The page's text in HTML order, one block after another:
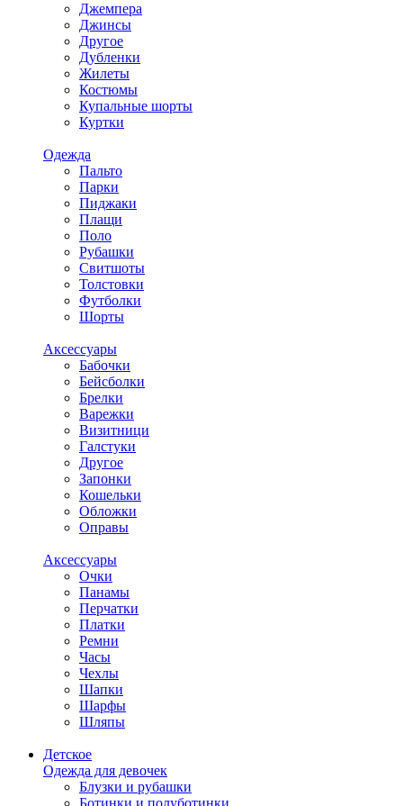
Джемпера
Джинсы
Другое
Дубленки
Жилеты
Костюмы
Купальные шорты
Куртки
Одежда
Пальто
Парки
Пиджаки
Плащи
Поло
Рубашки
Свитшоты
Толстовки
Футболки
Шорты
Аксессуары
Бабочки
Бейсболки
Брелки
Варежки
Визитници
Галстуки
Другое
Запонки
Кошельки
Обложки
Оправы
Аксессуары
Очки
Панамы
Перчатки
Платки
Ремни
Часы
Чехлы
Шапки
Шарфы
Шляпы
Детское
Одежда для девочек
Блузки и рубашки
Ботинки и полуботинки